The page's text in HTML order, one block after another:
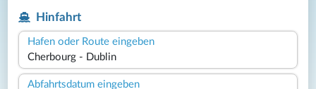
Hinfahrt
Hafen oder Route eingeben
Abfahrtsdatum eingeben